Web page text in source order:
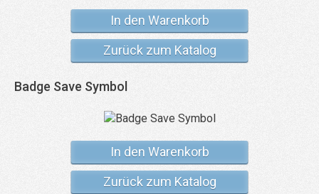
In den Warenkorb
Zurück zum Katalog
Badge Save Symbol
In den Warenkorb
Zurück zum Katalog